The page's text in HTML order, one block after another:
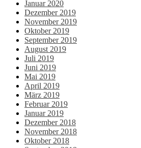
Januar 2020
Dezember 2019
November 2019
Oktober 2019
September 2019
August 2019
Juli 2019
Juni 2019
Mai 2019
April 2019
März 2019
Februar 2019
Januar 2019
Dezember 2018
November 2018
Oktober 2018